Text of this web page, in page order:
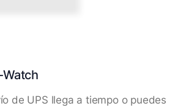
de UPS llega a tiempo o puedes